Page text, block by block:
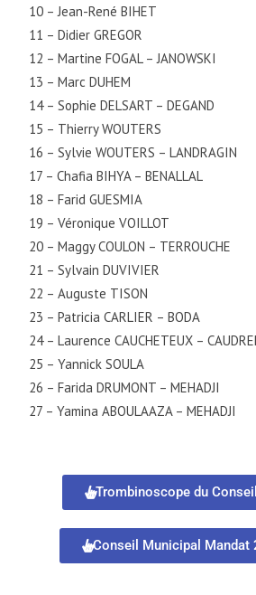
10 – Jean-René BIHET
11 – Didier GREGOR
12 – Martine FOGAL – JANOWSKI
13 – Marc DUHEM
14 – Sophie DELSART – DEGAND
15 – Thierry WOUTERS
16 – Sylvie WOUTERS – LANDRAGIN
17 – Chafia BIHYA – BENALLAL
18 – Farid GUESMIA
19 – Véronique VOILLOT
20 – Maggy COULON – TERROUCHE
21 – Sylvain DUVIVIER
22 – Auguste TISON
23 – Patricia CARLIER – BODA
24 – Laurence CAUCHETEUX –
25 – Yannick SOULA
26 – Farida DRUMONT – MEHADJI
27 – Yamina ABOULAAZA – MEHADJI
Trombinoscope du
Conseil Municipal Mandat